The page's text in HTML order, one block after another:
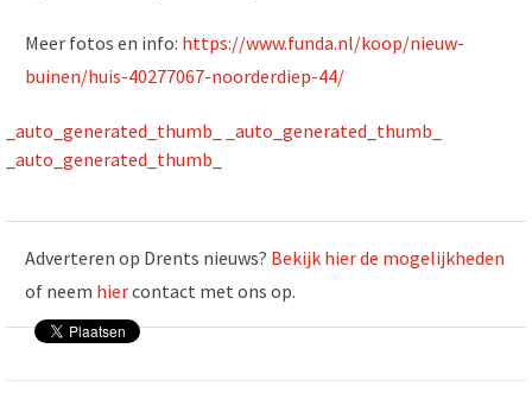
Meer fotos en info: https://www.funda.nl/koop/nieuw-
buinen/huis-40277067-noorderdiep-44/
_auto_generated_thumb_
_auto_generated_thumb_
_auto_generated_thumb_
Adverteren op Drents nieuws? Bekijk hier de mogelijkheden
of neem hiercontact met ons op.